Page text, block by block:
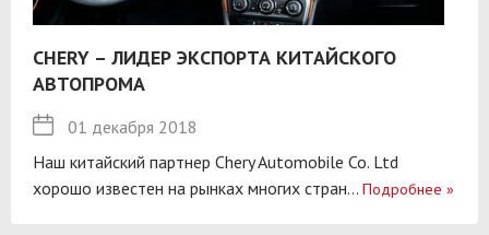
CHERY – ЛИДЕР ЭКСПОРТА КИТАЙСКОГО
АВТОПРОМА
01 декабря 2018
Наш китайский партнер Chery Automobile Co. Ltd
хорошо известен на рынках многих стран... Подробнее »